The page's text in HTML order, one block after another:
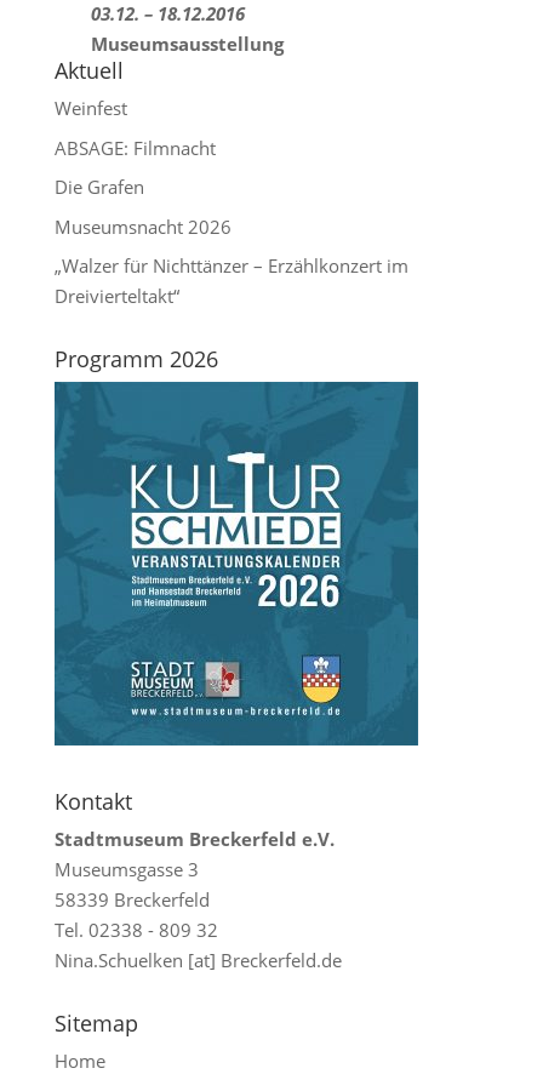
03.12. – 18.12.2016
Museumsausstellung
Aktuell
Weinfest
ABSAGE: Filmnacht
Die Grafen
Museumsnacht 2026
„Walzer für Nichttänzer – Erzählkonzert im
Dreivierteltakt“
Programm 2026
Kontakt
Stadtmuseum Breckerfeld e.V.
Museumsgasse 3
58339 Breckerfeld
Tel. 02338 - 809 32
Nina.Schuelken [at] Breckerfeld.de
Sitemap
Home